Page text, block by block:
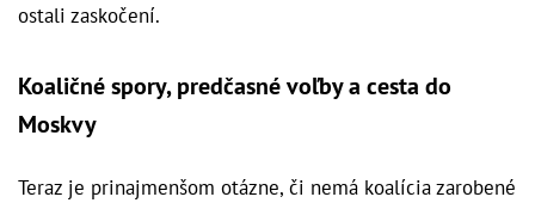
ostali zaskočení.
Koaličné spory, predčasné voľby a cesta do
Moskvy
Teraz je prinajmenšom otázne, či nemá koalícia zarobené